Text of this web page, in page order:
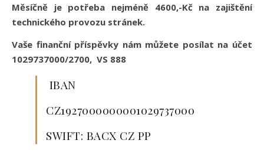
Měsíčně je potřeba nejméně 4600,-Kč na zajištění
technického provozu stránek.
Vaše finanční příspěvky nám můžete posílat na účet
1029737000/2700, VS 888
IBAN
CZ1927000000001029737000
SWIFT: BACX CZ PP